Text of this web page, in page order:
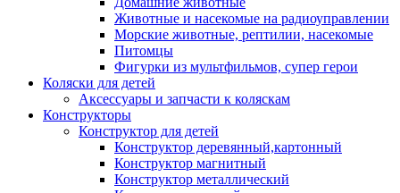
Животные и насекомые на радиоуправлении
Морские животные, рептилии, насекомые
Питомцы
Фигурки из мультфильмов, супер герои
Коляски для детей
Аксессуары и запчасти к коляскам
Конструкторы
Конструктор для детей
Конструктор деревянный,картонный
Конструктор магнитный
Конструктор металлический